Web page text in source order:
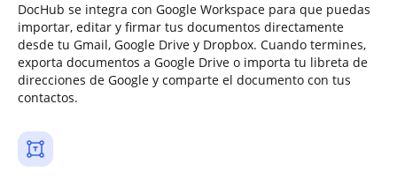
DocHub se integra con Google Workspace para que puedas
importar, editar y firmar tus documentos directamente
desde tu Gmail, Google Drive y Dropbox. Cuando termines,
exporta documentos a Google Drive o importa tu libreta de
direcciones de Google y comparte el documento con tus
contactos.